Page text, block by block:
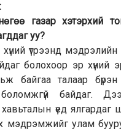
газар хэтэрхий
уу?
үтрээнд мэдрэлийн
болохоор эр хүний
байгаа талаар бүрэн
байдаг.
үед ялгардаг
мэдрэмжийг улам